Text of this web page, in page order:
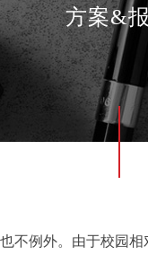
方案&
不例外。由于校园